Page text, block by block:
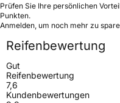
Prüfen Sie Ihre persönlichen
Punkten.
Anmelden, um noch mehr zu
Reifenbewertung
Gut
Reifenbewertung
7,6
Kundenbewertungen